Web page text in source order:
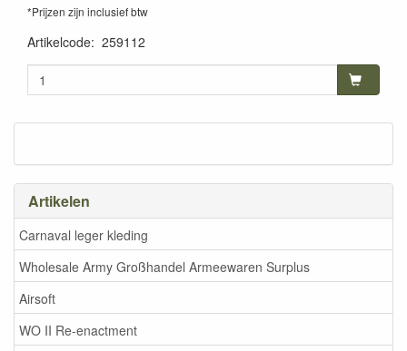
Artikelen
Carnaval leger kleding
Wholesale Army Großhandel Armeewaren Surplus
Airsoft
WO II Re-enactment
*Prijzen zijn inclusief btw
Artikelcode: 259112